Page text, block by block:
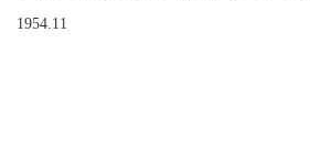
1954.11